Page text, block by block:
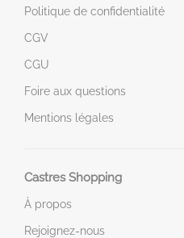
Politique de confidentialité
CGV
CGU
Foire aux questions
Mentions légales
Castres Shopping
À propos
Rejoignez-nous